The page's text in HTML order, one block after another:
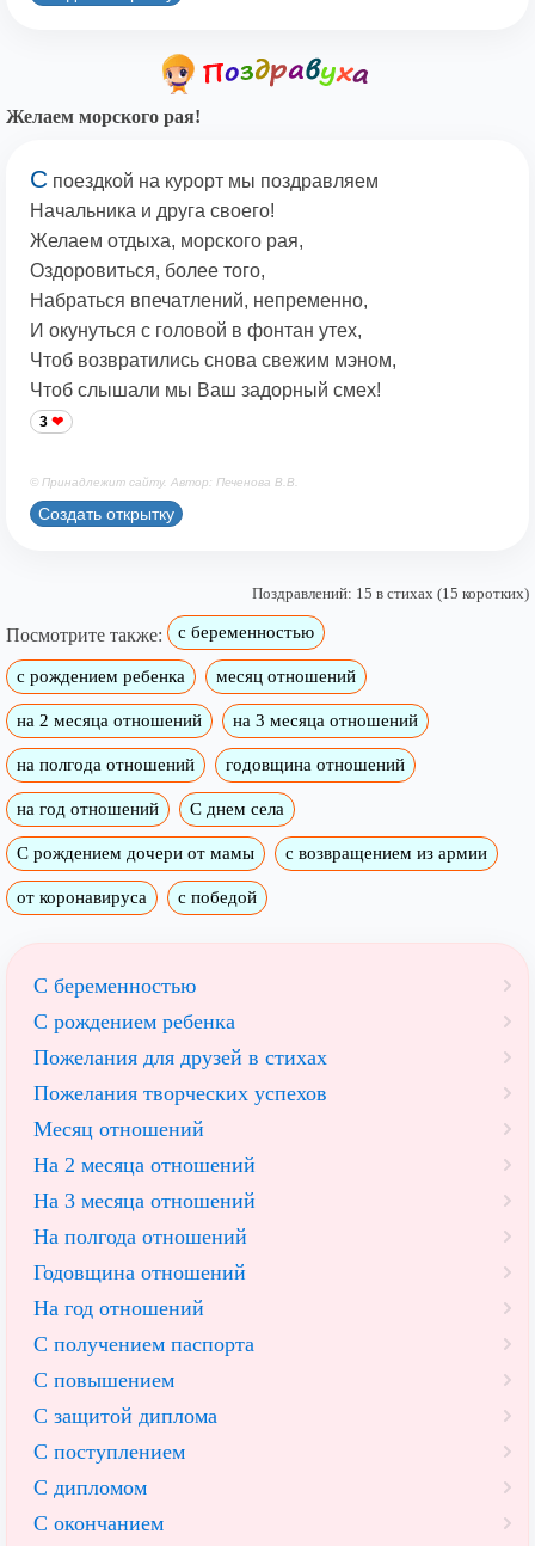
Желаем морского рая!
С поездкой на курорт мы поздравляем
Начальника и друга своего!
Желаем отдыха, морского рая,
Оздоровиться, более того,
Набраться впечатлений, непременно,
И окунуться с головой в фонтан утех,
Чтоб возвратились снова свежим мэном,
Чтоб слышали мы Ваш задорный смех!
3
© Принадлежит сайту. Автор: Печенова В.В.
Создать открытку
Поздравлений: 15 в стихах (15 коротких)
Посмотрите также: с беременностью
с рождением ребенка месяц отношений
на 2 месяца отношений на 3 месяца отношений
на полгода отношений годовщина отношений
на год отношений С днем села
С рождением дочери от мамы с возвращением из армии
от коронавируса с победой
С беременностью
С рождением ребенка
Пожелания для друзей в стихах
Пожелания творческих успехов
Месяц отношений
На 2 месяца отношений
На 3 месяца отношений
На полгода отношений
Годовщина отношений
На год отношений
С получением паспорта
С повышением
С защитой диплома
С поступлением
С дипломом
С окончанием